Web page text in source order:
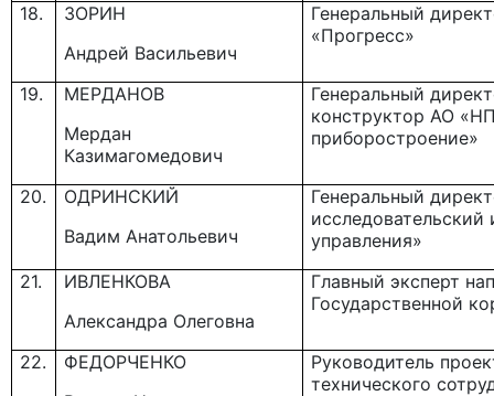
18.
ЗОРИН
Андрей Васильевич
Генеральный
«Прогресс»
19.
МЕРДАНОВ
Мердан
Казимагомедович
Генеральный
конструктор АО
приборостроение»
20.
ОДРИНСКИЙ
Вадим Анатольевич
Генеральный
исследовательский
управления»
21.
ИВЛЕНКОВА
Александра Олеговна
Главный эксперт
Государственной
22.
ФЕДОРЧЕНКО
Руководитель
технического